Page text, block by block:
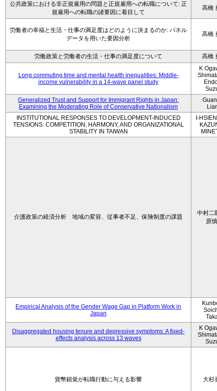
公共政策における非正規雇用の問題と正規雇用への転職について: 正
規雇用への転職の諸要因に着目して
高橋
労働者の幸福と生活・仕事の満足度はどのように決まるのか: パネル
データを用いた要因分析
高橋
労働政策と労働者の生活・仕事の満足度について 高橋
Long commuting time and mental health inequalities: Middle-
income vulnerability in a 14-wave panel study
K
Generalized Trust and Support for Immigrant Rights in Japan:
Examining the Moderating Role of Conservative Nationalism
INSTITUTIONAL RESPONSES TO DEVELOPMENT-INDUCED
TENSIONS: COMPETITION, HARMONY, AND ORGANIZATIONAL
STABILITY IN TAIWAN
I-
介護政策の経済分析 地域の変容、従事者不足、保険制度の課題
中村二
原
Empirical Analysis of the Gender Wage Gap in Platform Work in
Japan
Disaggregated housing tenure and depressive symptoms: A fixed-
effects analysis across 13 waves
K
貨幣錯覚が転職行動に与える影響 大杉